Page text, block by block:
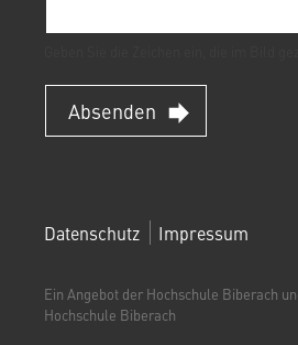
Absenden
FOOTERMENÜ
Datenschutz Impressum
Ein Angebot der Hochschule Biberach
Hochschule Biberach